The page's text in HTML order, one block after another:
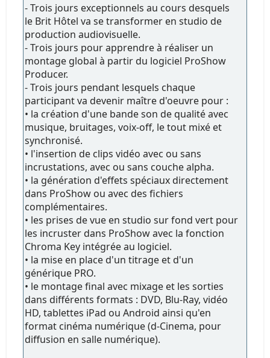
- Trois jours exceptionnels au cours desquels
le Brit Hôtel va se transformer en studio de
production audiovisuelle.
- Trois jours pour apprendre à réaliser un
montage global à partir du logiciel ProShow
Producer.
- Trois jours pendant lesquels chaque
participant va devenir maître d'oeuvre pour :
• la création d'une bande son de qualité avec
musique, bruitages, voix-off, le tout mixé et
synchronisé.
• l'insertion de clips vidéo avec ou sans
incrustations, avec ou sans couche alpha.
• la génération d'effets spéciaux directement
dans ProShow ou avec des fichiers
complémentaires.
• les prises de vue en studio sur fond vert pour
les incruster dans ProShow avec la fonction
Chroma Key intégrée au logiciel.
• la mise en place d'un titrage et d'un
générique PRO.
• le montage final avec mixage et les sorties
dans différents formats : DVD, Blu-Ray, vidéo
HD, tablettes iPad ou Android ainsi qu'en
format cinéma numérique (d-Cinema, pour
diffusion en salle numérique).